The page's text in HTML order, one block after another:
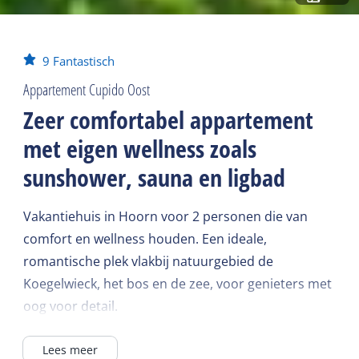
9 Fantastisch
Appartement Cupido Oost
Zeer comfortabel appartement
met eigen wellness zoals
sunshower, sauna en ligbad
Vakantiehuis in Hoorn voor 2 personen die van
comfort en wellness houden. Een ideale,
romantische plek vlakbij natuurgebied de
Koegelwieck, het bos en de zee, voor genieters met
oog voor detail.
Cupido Oost heeft een fijne zitkamer met
Lees meer